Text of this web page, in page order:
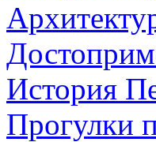
История
Прогулки